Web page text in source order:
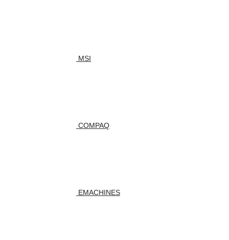
MSI
COMPAQ
EMACHINES